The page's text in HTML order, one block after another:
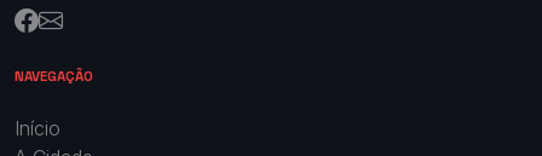
NAVEGAÇÃO
Início